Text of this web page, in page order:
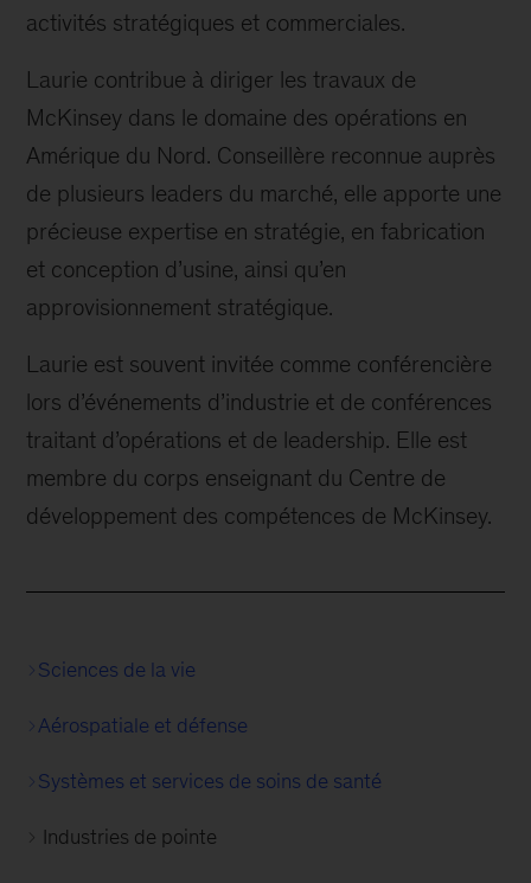
activités stratégiques et commerciales.
Laurie contribue à diriger les travaux de
McKinsey dans le domaine des opérations en
Amérique du Nord. Conseillère reconnue auprès
de plusieurs leaders du marché, elle apporte une
précieuse expertise en stratégie, en fabrication
et conception d’usine, ainsi qu’en
approvisionnement stratégique.
Laurie est souvent invitée comme conférencière
lors d’événements d’industrie et de conférences
traitant d’opérations et de leadership. Elle est
membre du corps enseignant du Centre de
développement des compétences de McKinsey.
Sciences de la vie
Aérospatiale et défense
Systèmes et services de soins de santé
Industries de pointe